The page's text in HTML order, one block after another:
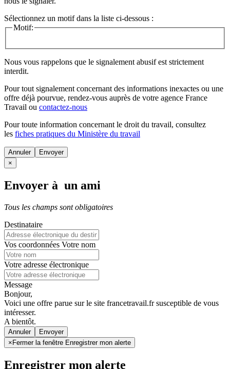
Sélectionnez un motif dans la liste ci-dessous :
Motif:
Nous vous rappelons que le signalement abusif est strictement
interdit.
Pour tout signalement concernant des informations inexactes ou une
offre déjà pourvue, rendez-vous auprès de votre agence France
Travail ou contactez-nous
Pour toute information concernant le droit du travail, consultez
les fiches pratiques du Ministère du travail
Annuler
×
Envoyer à un ami
Tous les champs sont obligatoires
Destinataire
Vos coordonnées Votre nom
Votre adresse électronique
Message
Bonjour,
Voici une offre parue sur le site francetravail.fr susceptible de vous
intéresser.
A bientôt.
Annuler
× Fermer la fenêtre Enregistrer mon alerte
Enregistrer mon alerte